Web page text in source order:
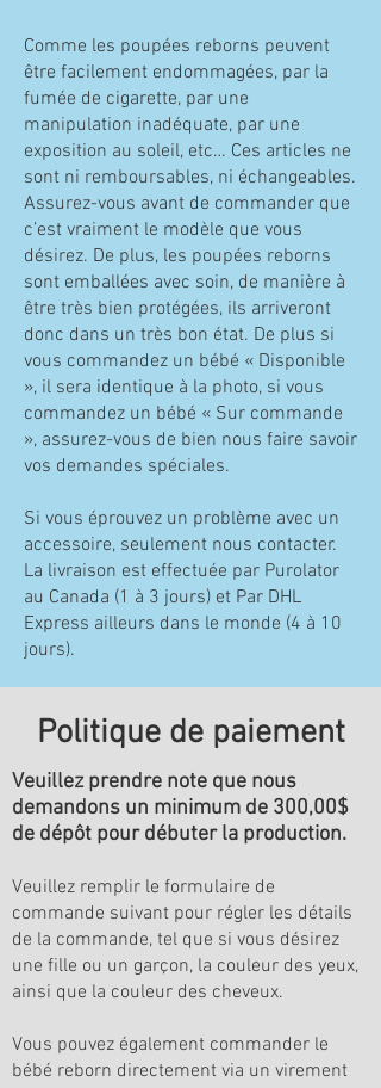
Comme les poupées reborns peuvent
être facilement endommagées, par la
fumée de cigarette, par une
manipulation inadéquate, par une
exposition au soleil, etc… Ces articles ne
sont ni remboursables, ni échangeables.
Assurez-vous avant de commander que
c’est vraiment le modèle que vous
désirez. De plus, les poupées reborns
sont emballées avec soin, de manière à
être très bien protégées, ils arriveront
donc dans un très bon état. De plus si
vous commandez un bébé « Disponible
», il sera identique à la photo, si vous
commandez un bébé « Sur commande
», assurez-vous de bien nous faire savoir
vos demandes spéciales.
Si vous éprouvez un problème avec un
accessoire, seulement nous contacter.
La livraison est effectuée par Purolator
au Canada (1 à 3 jours) et Par DHL
Express ailleurs dans le monde (4 à 10
jours).
Politique de paiement
Veuillez prendre note que nous
demandons un minimum de 300,00$
de dépôt pour débuter la production.
Veuillez remplir le formulaire de
commande suivant pour régler les détails
de la commande, tel que si vous désirez
une fille ou un garçon, la couleur des yeux,
ainsi que la couleur des cheveux.
Vous pouvez également commander le
bébé reborn directement via un virement